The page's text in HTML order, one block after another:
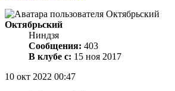
Октябрьский
Ниндзя
Сообщения: 403
В клубе с: 15 ноя 2017
10 окт 2022 00:47